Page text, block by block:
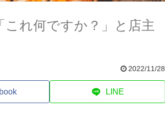
れ何ですか？」と店主
2022/11/28
LINE